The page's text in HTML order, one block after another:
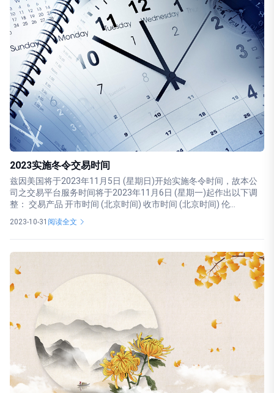
2023实施冬令交易时间
兹因美国将于2023年11月5日 (星期日)开始实施冬令时间，故本公
司之交易平台服务时间将于2023年11月6日 (星期一)起作出以下调
整： 交易产品 开市时间 (北京时间) 收市时间 (北京时间) 伦...
2023-10-31 阅读全文